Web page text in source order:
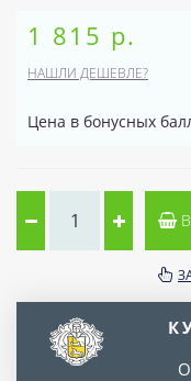
1 815 р.
НАШЛИ ДЕШЕВЛЕ?
Цена в бонусных